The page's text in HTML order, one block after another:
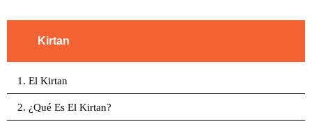
Kirtan
1. El Kirtan
2. ¿Qué Es El Kirtan?